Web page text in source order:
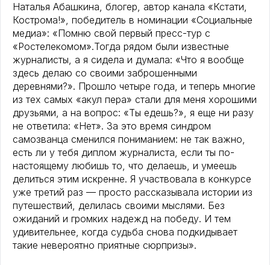
Наталья Абашкина, блогер, автор канала «Кстати,
Кострома!», победитель в номинации «Социальные
медиа»: «Помню свой первый пресс-тур с
«Ростелекомом».Тогда рядом были известные
журналисты, а я сидела и думала: «Что я вообще
здесь делаю со своими заброшенными
деревнями?». Прошло четыре года, и теперь многие
из тех самых «акул пера» стали для меня хорошими
друзьями, а на вопрос: «Ты едешь?», я еще ни разу
не ответила: «Нет». За это время синдром
самозванца сменился пониманием: не так важно,
есть ли у тебя диплом журналиста, если ты по-
настоящему любишь то, что делаешь, и умеешь
делиться этим искренне. Я участвовала в конкурсе
уже третий раз — просто рассказывала истории из
путешествий, делилась своими мыслями. Без
ожиданий и громких надежд на победу. И тем
удивительнее, когда судьба снова подкидывает
такие невероятно приятные сюрпризы».